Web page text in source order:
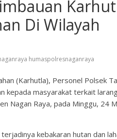
Di Wilayah
humaspolresnaganraya
(Karhutla), Personel Polsek
kepada masyarakat terkait
Nagan Raya, pada Minggu, 24
kebakaran hutan dan